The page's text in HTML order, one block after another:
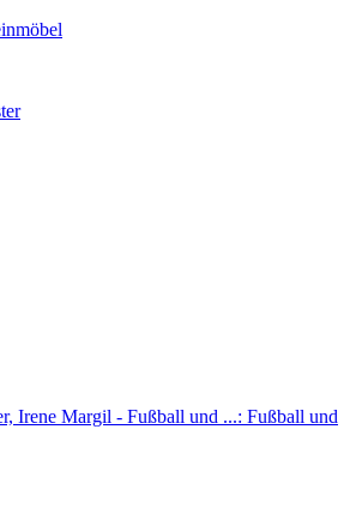
Irene Margil - Fußball und ...: Fußball und